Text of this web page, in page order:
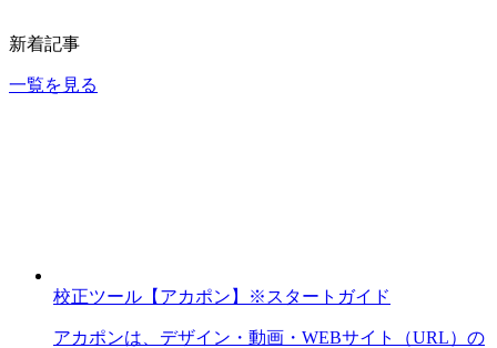
新着記事
一覧を見る
校正ツール【アカポン】※スタートガイド
アカポンは、デザイン・動画・WEBサイト（URL）の